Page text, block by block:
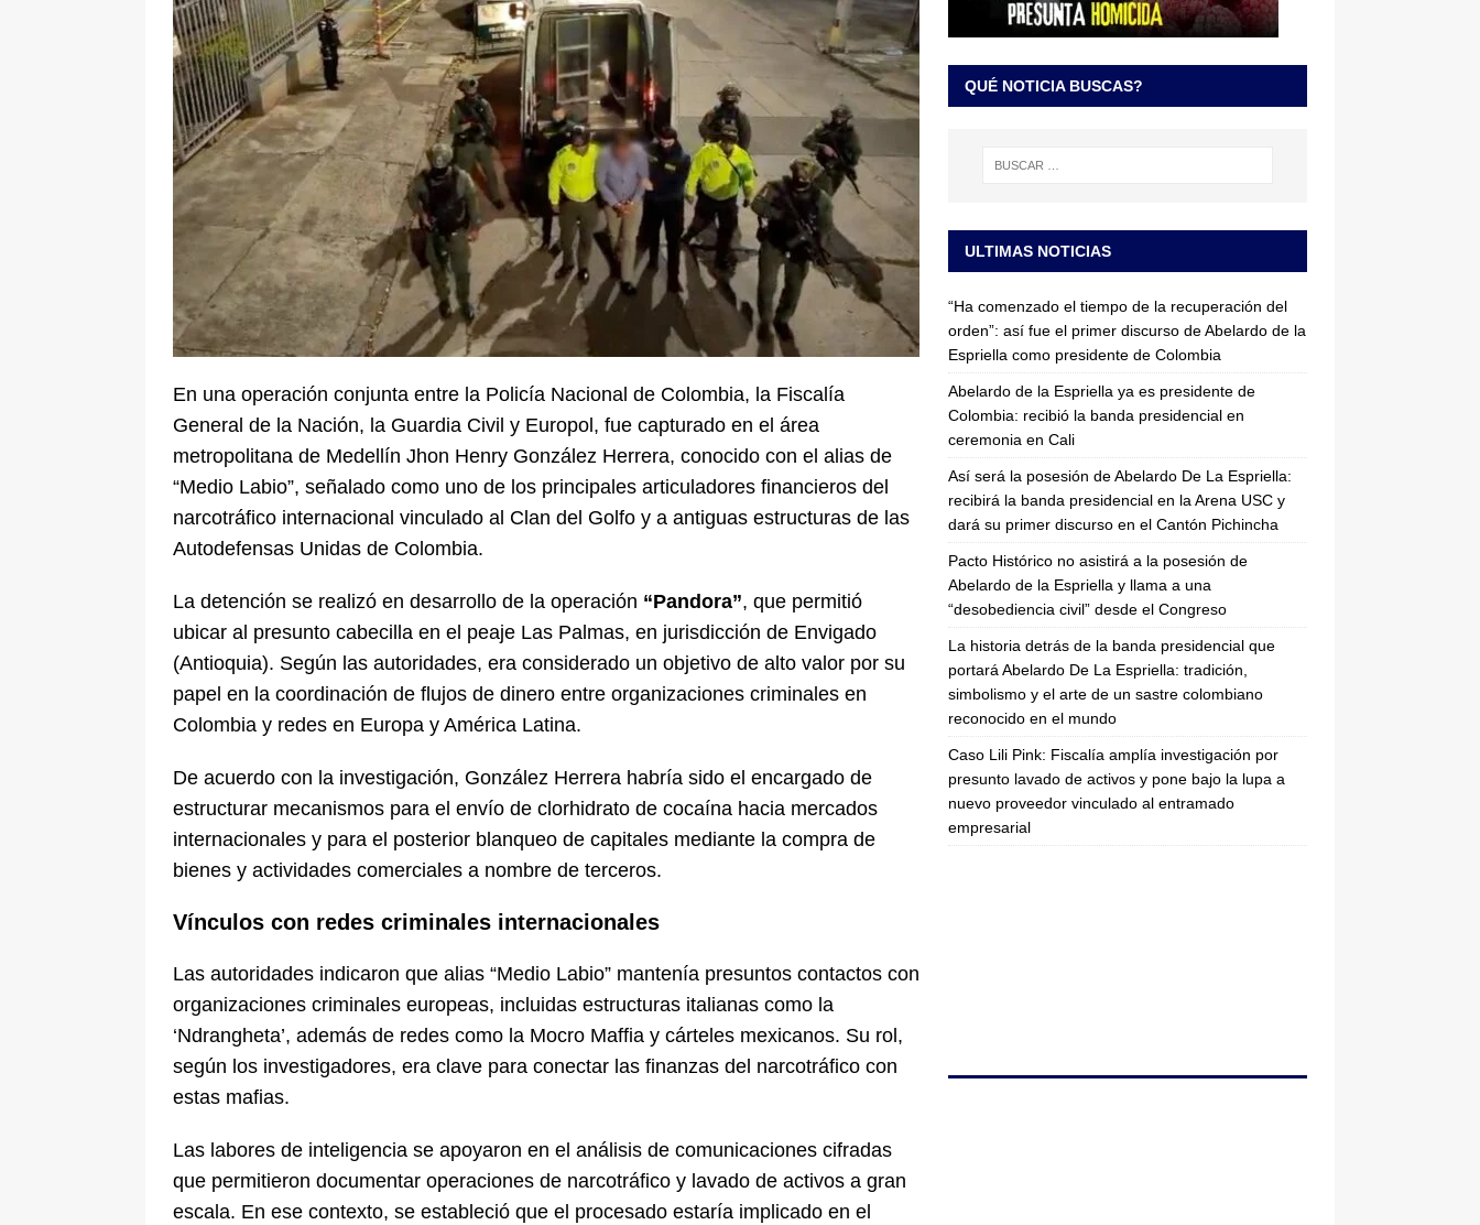
[ 6 de agosto de 2026 ] La historia detrás de la banda presidencial que portará Abelardo De La
Espriella: tradición, simbolismo y el arte de un sastre colombiano reconocido en el mundo LO
ÚLTIMO
En una operación conjunta entre la Policía Nacional de Colombia, la Fiscalía
General de la Nación, la Guardia Civil y Europol , fue capturado en el área
metropolitana de Medellín Jhon Henry González Herrera, conocido con el alias de
“Medio Labio”, señalado como uno de los principales articuladores financieros del
narcotráfico internacional vinculado al Clan del Golfo y a antiguas estructuras de las
Autodefensas Unidas de Colombia.
La detención se realizó en desarrollo de la operación “Pandora”, que permitió
ubicar al presunto cabecilla en el peaje Las Palmas, en jurisdicción de Envigado
(Antioquia). Según las autoridades, era considerado un objetivo de alto valor por su
papel en la coordinación de flujos de dinero entre organizaciones criminales en
Colombia y redes en Europa y América Latina.
De acuerdo con la investigación, González Herrera habría sido el encargado de
estructurar mecanismos para el envío de clorhidrato de cocaína hacia mercados
internacionales y para el posterior blanqueo de capitales mediante la compra de
bienes y actividades comerciales a nombre de terceros.
Vínculos con redes criminales internacionales
Las autoridades indicaron que alias “Medio Labio” mantenía presuntos contactos con
organizaciones criminales europeas, incluidas estructuras italianas como la
‘Ndrangheta’, además de redes como la Mocro Maffia y cárteles mexicanos. Su rol,
según los investigadores, era clave para conectar las finanzas del narcotráfico con
estas mafias.
Las labores de inteligencia se apoyaron en el análisis de comunicaciones cifradas
que permitieron documentar operaciones de narcotráfico y lavado de activos a gran
escala. En ese contexto, se estableció que el procesado estaría implicado en el
QUÉ NOTICIA BUSCAS?
ULTIMAS NOTICIAS
“Ha comenzado el tiempo de la recuperación del
orden”: así fue el primer discurso de Abelardo de la
Espriella como presidente de Colombia
Abelardo de la Espriella ya es presidente de
Colombia: recibió la banda presidencial en
ceremonia en Cali
Así será la posesión de Abelardo De La Espriella:
recibirá la banda presidencial en la Arena USC y
dará su primer discurso en el Cantón Pichincha
Pacto Histórico no asistirá a la posesión de
Abelardo de la Espriella y llama a una
“desobediencia civil” desde el Congreso
La historia detrás de la banda presidencial que
portará Abelardo De La Espriella: tradición,
simbolismo y el arte de un sastre colombiano
reconocido en el mundo
Caso Lili Pink: Fiscalía amplía investigación por
presunto lavado de activos y pone bajo la lupa a
nuevo proveedor vinculado al entramado
empresarial